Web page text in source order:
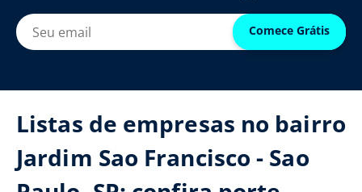
Comece Grátis
Listas de empresas no bairro
Jardim Sao Francisco - Sao